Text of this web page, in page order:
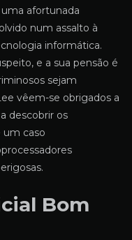
afortunada
num assalto à
informática.
e a sua pensão é
sejam
vêem-se obrigados a
descobrir os
um caso
Bom